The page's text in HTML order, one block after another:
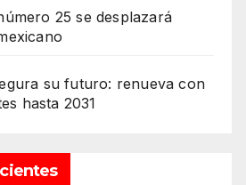
25 se desplazará
su futuro: renueva con
hasta 2031